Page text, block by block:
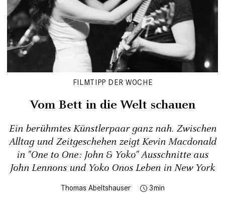
FILMTIPP DER WOCHE
Vom Bett in die Welt schauen
Ein berühmtes Künstlerpaar ganz nah. Zwischen
Alltag und Zeitgeschehen zeigt Kevin Macdonald
in "One to One: John & Yoko" Ausschnitte aus
John Lennons und Yoko Onos Leben in New York
Thomas Abeltshauser 3